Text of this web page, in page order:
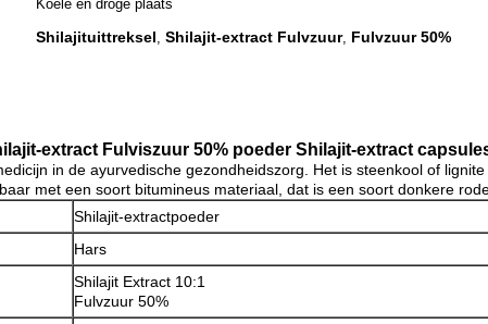
Koele en droge plaats
Shilajituittreksel, Shilajit-extract Fulvzuur, Fulvzuur 50%
extract Fulviszuur 50% poeder Shilajit-extract
in de ayurvedische gezondheidszorg. Het is steenkool of
met een soort bitumineus materiaal, dat is een soort donkere
Shilajit-extractpoeder
Hars
Shilajit Extract 10:1
Fulvzuur 50%